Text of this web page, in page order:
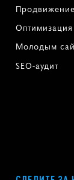
Оптимизация
Молодым
SEO-аудит